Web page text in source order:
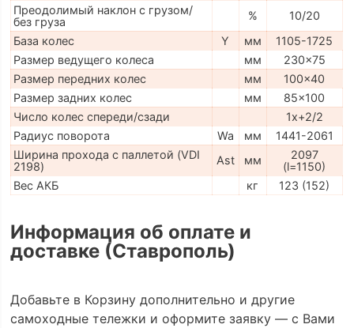
Преодолимый наклон с грузом/
без груза
%
10/20
База колес
Y мм
1105-1725
Размер ведущего колеса
мм
230x75
Размер передних колес
мм
100x40
Размер задних колес
мм
85x100
Число колес спереди/сзади
1x+2/2
Радиус поворота
Wa мм
1441-2061
Ширина прохода с паллетой (VDI
2198)
Ast мм
2097
(l=1150)
Вес АКБ
кг 123 (152)
Информация об оплате и
доставке (Ставрополь)
Добавьте в Корзину дополнительно и другие
самоходные тележки и оформите заявку — с Вами